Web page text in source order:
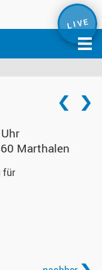
L I V E
Marthalen
für